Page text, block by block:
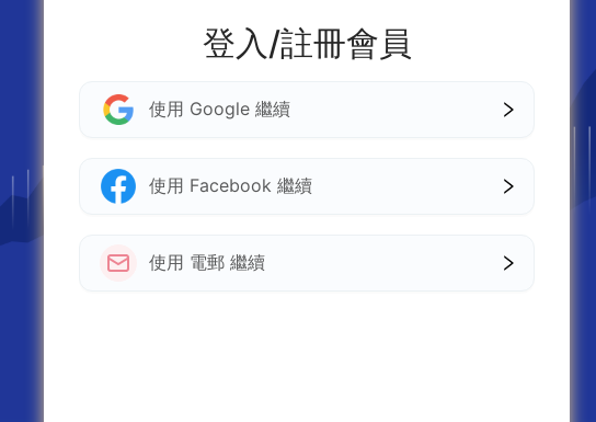
登入/註冊會員
使用 Google 繼續
使用 Facebook 繼續
使用 電郵 繼續